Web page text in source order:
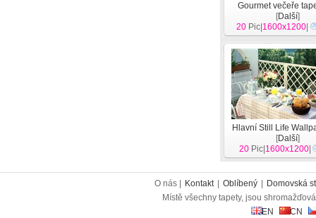
Gourmet večeře
[Další]
20 Pic| 1600x1200
Hlavní Still Life
[Další]
20 Pic| 1600x1200
O nás | Kontakt Oblíbený
Domovská
Místě všechny tapety, jsou
EN
CN